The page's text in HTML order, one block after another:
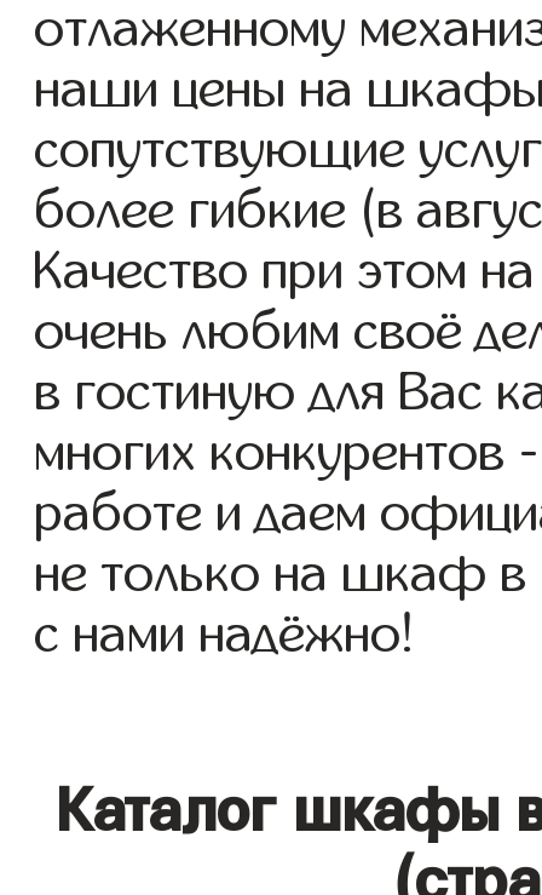
отлаженному
наши цены на шкафы
сопутствующие
более гибкие (в
Качество при этом
очень любим своё
в гостиную для Вас
многих конкурентов
работе и даем
не только на шкаф в
с нами надёжно!
Каталог шкафы